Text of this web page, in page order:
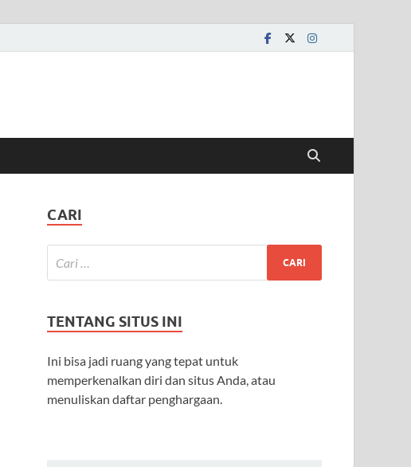
CARI
TENTANG SITUS INI
Ini bisa jadi ruang yang tepat untuk
memperkenalkan diri dan situs Anda, atau
menuliskan daftar penghargaan.